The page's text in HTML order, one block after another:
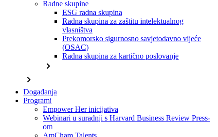
Radne skupine
ESG radna skupina
Radna skupina za zaštitu intelektualnog
vlasništva
Prekomorsko sigurnosno savjetodavno vijeće
(OSAC)
Radna skupina za kartično poslovanje
chevron_right
chevron_right
Događanja
Programi
Empower Her inicijativa
Webinari u suradnji s Harvard Business Review Press-
om